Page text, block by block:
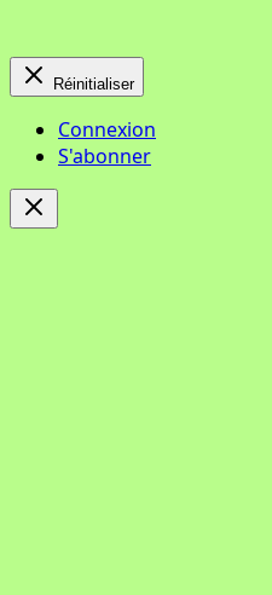
Réinitialiser
Connexion
S'abonner